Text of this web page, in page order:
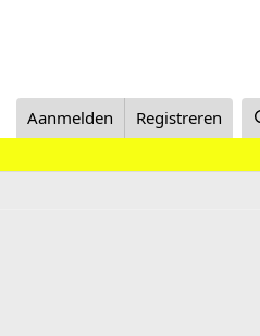
Aanmelden Registreren